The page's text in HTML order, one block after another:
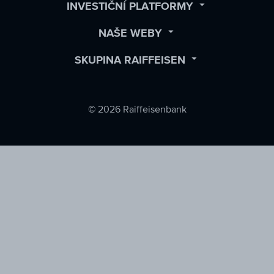
INVESTIČNÍ PLATFORMY OPEN
NAŠE WEBY OPEN
SKUPINA RAIFFEISEN OPEN
© 2026 Raiffeisenbank